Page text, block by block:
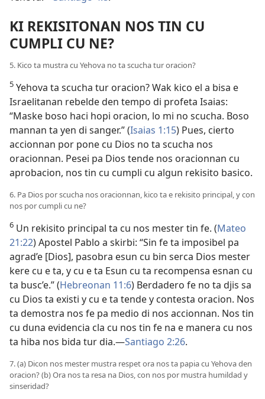
KI REKISITONAN NOS TIN CU
CUMPLI CU NE?
5. Kico ta mustra cu Yehova no ta scucha tur oracion?
5 Yehova ta scucha tur oracion? Wak kico el a bisa e
Israelitanan rebelde den tempo di profeta Isaias:
“Maske boso haci hopi oracion, lo mi no scucha. Boso
mannan ta yen di sanger.” (Isaias 1:15) Pues, cierto
accionnan por pone cu Dios no ta scucha nos
oracionnan. Pesei pa Dios tende nos oracionnan cu
aprobacion, nos tin cu cumpli cu algun rekisito basico.
6. Pa Dios por scucha nos oracionnan, kico ta e rekisito principal, y con
nos por cumpli cu ne?
6 Un rekisito principal ta cu nos mester tin fe. (Mateo
21:22) Apostel Pablo a skirbi: “Sin fe ta imposibel pa
agrad’e [Dios], pasobra esun cu bin serca Dios mester
kere cu e ta, y cu e ta Esun cu ta recompensa esnan cu
ta busc’e.” (Hebreonan 11:6) Berdadero fe no ta djis sa
cu Dios ta existi y cu e ta tende y contesta oracion. Nos
ta demostra nos fe pa medio di nos accionnan. Nos tin
cu duna evidencia cla cu nos tin fe na e manera cu nos
ta hiba nos bida tur dia.—Santiago 2:26.
7. (a) Dicon nos mester mustra respet ora nos ta papia cu Yehova den
oracion? (b) Ora nos ta resa na Dios, con nos por mustra humildad y
sinseridad?